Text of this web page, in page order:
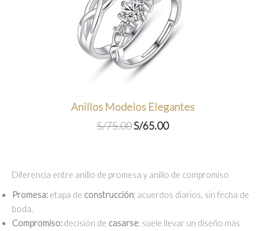
Anillos Modelos Elegantes
S/75.00El
S/75.00.
S/65.00El
S/65.00.
Diferencia entre anillo de promesa y anillo de compromiso
Promesa: etapa de construcción; acuerdos diarios, sin fecha de
boda.
Compromiso: decisión de casarse; suele llevar un diseño más